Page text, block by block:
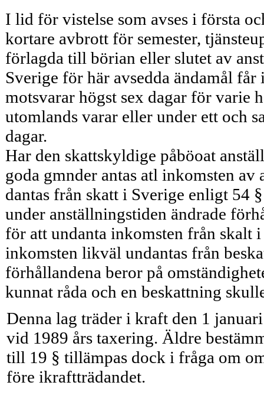
I lid för vistelse som avses i första
kortare avbrott för semester,
förlagda till börian eller slutet av
Sverige för här avsedda ändamål
motsva­rar högst sex dagar för varie
utomlands varar eller under ett och
dagar.
Har den skattskyldige påböoat
goda gmnder antas atl inkomsten
dantas från skatt i Sverige enligt 54
under anställningstiden ändrade
för att undanta inkomsten från skalt
inkomsten likväl undantas från
förhållandena beror på
kunnat råda och en beskattning
Denna lag träder i kraft den 1
vid 1989 års taxering. Äldre
till 19 § tillämpas dock i fråga om
före ikraftträdandet.